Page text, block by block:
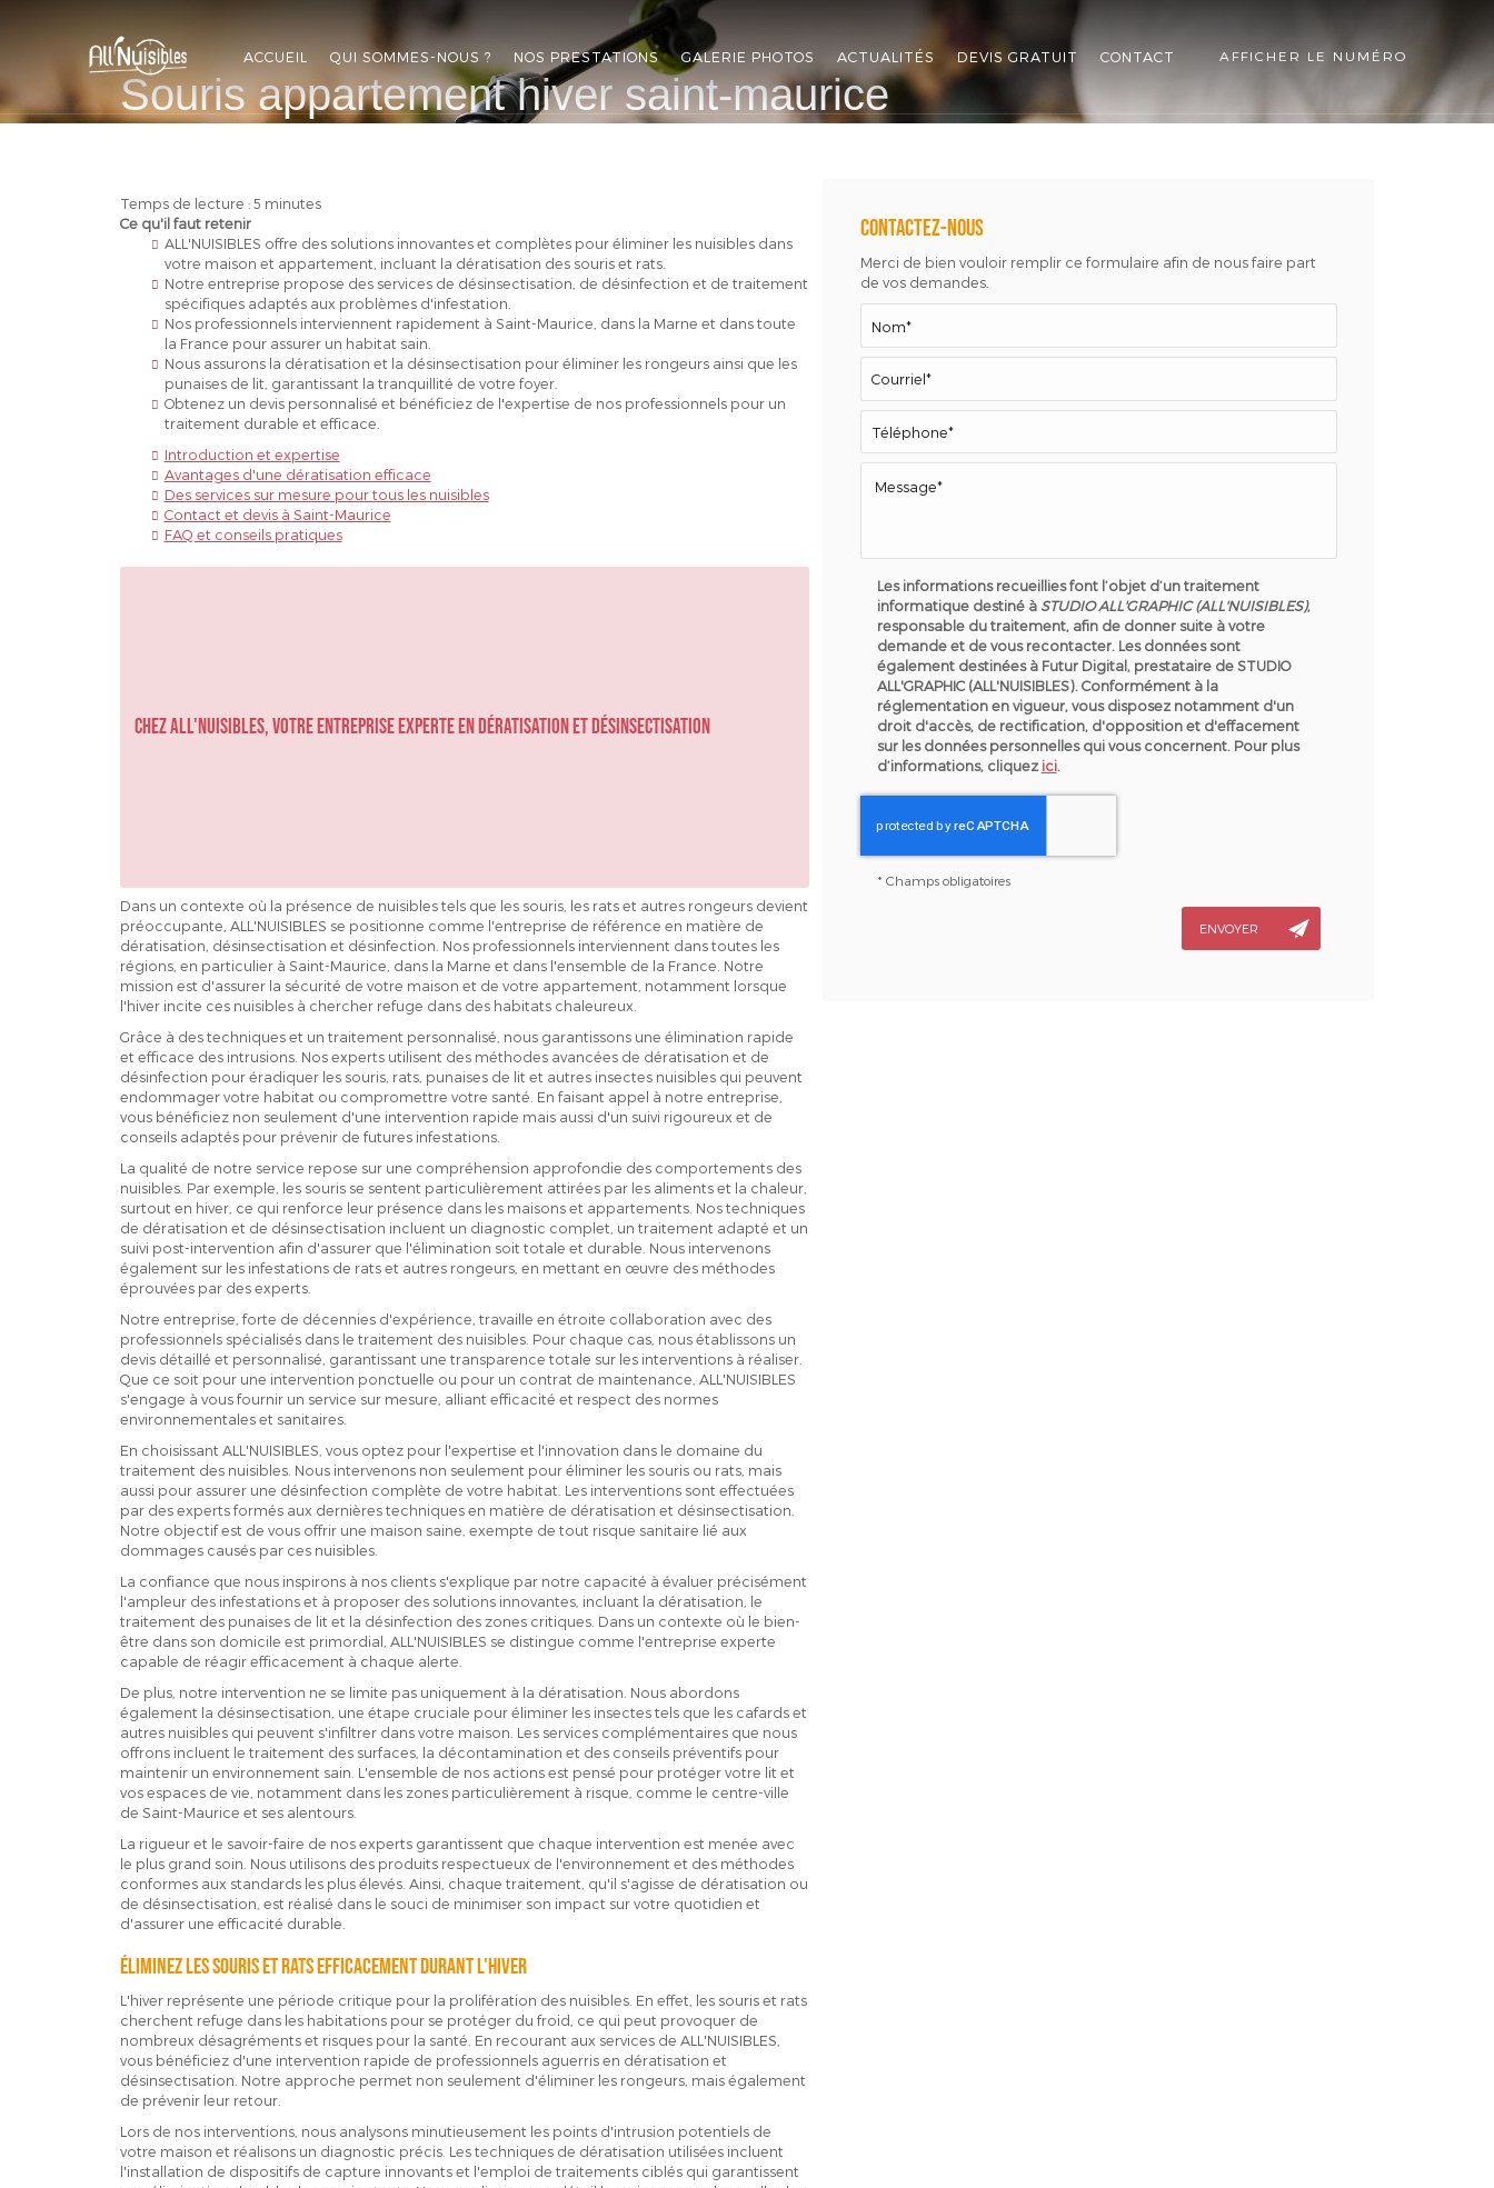
ACCUEIL QUI SOMMES-NOUS ? NOS PRESTATIONS GALERIE PHOTOS ACTUALITÉS DEVIS GRATUIT CONTACT AFFICHER LE NUMÉRO
Souris appartement hiver saint-maurice
Temps de lecture : 5 minutes
Ce qu'il faut retenir
ALL'NUISIBLES offre des solutions innovantes et complètes pour éliminer les nuisibles dans
votre maison et appartement, incluant la dératisation des souris et rats.
Notre entreprise propose des services de désinsectisation, de désinfection et de traitement
spécifiques adaptés aux problèmes d'infestation.
Nos professionnels interviennent rapidement à Saint-Maurice, dans la Marne et dans toute
la France pour assurer un habitat sain.
Nous assurons la dératisation et la désinsectisation pour éliminer les rongeurs ainsi que les
punaises de lit, garantissant la tranquillité de votre foyer.
Obtenez un devis personnalisé et bénéficiez de l'expertise de nos professionnels pour un
traitement durable et efficace.
Introduction et expertise
Avantages d'une dératisation efficace
Des services sur mesure pour tous les nuisibles
Contact et devis à Saint-Maurice
FAQ et conseils pratiques
Chez ALL'NUISIBLES, votre entreprise experte en dératisation et désinsectisation
Dans un contexte où la présence de nuisibles tels que les souris, les rats et autres rongeurs devient
préoccupante, ALL'NUISIBLES se positionne comme l'entreprise de référence en matière de
dératisation, désinsectisation et désinfection. Nos professionnels interviennent dans toutes les
régions, en particulier à Saint-Maurice, dans la Marne et dans l'ensemble de la France. Notre
mission est d'assurer la sécurité de votre maison et de votre appartement, notamment lorsque
l'hiver incite ces nuisibles à chercher refuge dans des habitats chaleureux.
Grâce à des techniques et un traitement personnalisé, nous garantissons une élimination rapide
et efficace des intrusions. Nos experts utilisent des méthodes avancées de dératisation et de
désinfection pour éradiquer les souris, rats, punaises de lit et autres insectes nuisibles qui peuvent
endommager votre habitat ou compromettre votre santé. En faisant appel à notre entreprise,
vous bénéficiez non seulement d'une intervention rapide mais aussi d'un suivi rigoureux et de
conseils adaptés pour prévenir de futures infestations.
La qualité de notre service repose sur une compréhension approfondie des comportements des
nuisibles. Par exemple, les souris se sentent particulièrement attirées par les aliments et la chaleur,
surtout en hiver, ce qui renforce leur présence dans les maisons et appartements. Nos techniques
de dératisation et de désinsectisation incluent un diagnostic complet, un traitement adapté et un
suivi post-intervention afin d'assurer que l'élimination soit totale et durable. Nous intervenons
également sur les infestations de rats et autres rongeurs, en mettant en œuvre des méthodes
éprouvées par des experts.
Notre entreprise, forte de décennies d'expérience, travaille en étroite collaboration avec des
professionnels spécialisés dans le traitement des nuisibles. Pour chaque cas, nous établissons un
devis détaillé et personnalisé, garantissant une transparence totale sur les interventions à réaliser.
Que ce soit pour une intervention ponctuelle ou pour un contrat de maintenance, ALL'NUISIBLES
s'engage à vous fournir un service sur mesure, alliant efficacité et respect des normes
environnementales et sanitaires.
En choisissant ALL'NUISIBLES, vous optez pour l'expertise et l'innovation dans le domaine du
traitement des nuisibles. Nous intervenons non seulement pour éliminer les souris ou rats, mais
aussi pour assurer une désinfection complète de votre habitat. Les interventions sont effectuées
par des experts formés aux dernières techniques en matière de dératisation et désinsectisation.
Notre objectif est de vous offrir une maison saine, exempte de tout risque sanitaire lié aux
dommages causés par ces nuisibles.
La confiance que nous inspirons à nos clients s'explique par notre capacité à évaluer précisément
l'ampleur des infestations et à proposer des solutions innovantes, incluant la dératisation, le
traitement des punaises de lit et la désinfection des zones critiques. Dans un contexte où le bien-
être dans son domicile est primordial, ALL'NUISIBLES se distingue comme l'entreprise experte
capable de réagir efficacement à chaque alerte.
De plus, notre intervention ne se limite pas uniquement à la dératisation. Nous abordons
également la désinsectisation, une étape cruciale pour éliminer les insectes tels que les cafards et
autres nuisibles qui peuvent s'infiltrer dans votre maison. Les services complémentaires que nous
offrons incluent le traitement des surfaces, la décontamination et des conseils préventifs pour
maintenir un environnement sain. L'ensemble de nos actions est pensé pour protéger votre lit et
vos espaces de vie, notamment dans les zones particulièrement à risque, comme le centre-ville
de Saint-Maurice et ses alentours.
La rigueur et le savoir-faire de nos experts garantissent que chaque intervention est menée avec
le plus grand soin. Nous utilisons des produits respectueux de l'environnement et des méthodes
conformes aux standards les plus élevés. Ainsi, chaque traitement, qu'il s'agisse de dératisation ou
de désinsectisation, est réalisé dans le souci de minimiser son impact sur votre quotidien et
d'assurer une efficacité durable.
Éliminez les souris et rats efficacement durant l'hiver
L'hiver représente une période critique pour la prolifération des nuisibles. En effet, les souris et rats
cherchent refuge dans les habitations pour se protéger du froid, ce qui peut provoquer de
nombreux désagréments et risques pour la santé. En recourant aux services de ALL'NUISIBLES,
vous bénéficiez d'une intervention rapide de professionnels aguerris en dératisation et
désinsectisation. Notre approche permet non seulement d'éliminer les rongeurs, mais également
de prévenir leur retour.
Lors de nos interventions, nous analysons minutieusement les points d'intrusion potentiels de
votre maison et réalisons un diagnostic précis. Les techniques de dératisation utilisées incluent
l'installation de dispositifs de capture innovants et l'emploi de traitements ciblés qui garantissent
Contactez-nous
Merci de bien vouloir remplir ce formulaire afin de nous faire part
de vos demandes.
Les informations recueillies font l’objet d’un traitement
informatique destiné àSTUDIO ALL'GRAPHIC (ALL'NUISIBLES),
responsable du traitement, afin de donner suite à votre
demande et de vous recontacter. Les données sont
également destinées à Futur Digital, prestataire de STUDIO
ALL'GRAPHIC (ALL'NUISIBLES). Conformément à la
réglementation en vigueur, vous disposez notamment d'un
droit d'accès, de rectification, d'opposition et d'effacement
sur les données personnelles qui vous concernent. Pour plus
d’informations, cliquez ici.
* Champs obligatoires